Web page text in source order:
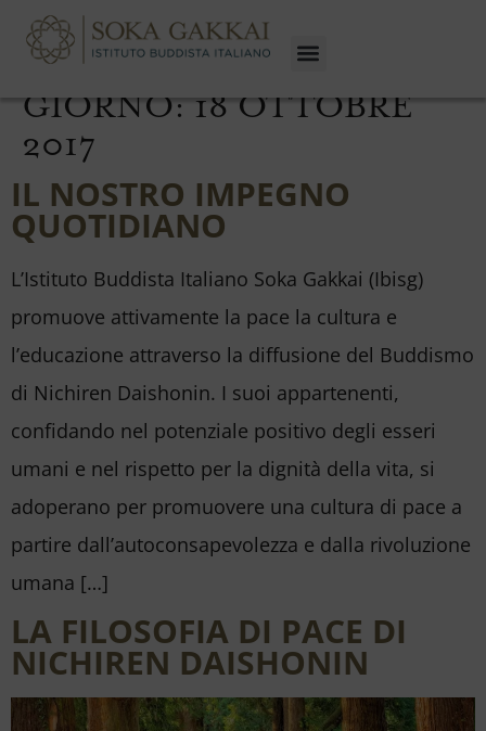
GIORNO: 18 OTTOBRE
2017
IL NOSTRO IMPEGNO
QUOTIDIANO
L’Istituto Buddista Italiano Soka Gakkai (Ibisg)
promuove attivamente la pace la cultura e
l’educazione attraverso la diffusione del Buddismo
di Nichiren Daishonin. I suoi appartenenti,
confidando nel potenziale positivo degli esseri
umani e nel rispetto per la dignità della vita, si
adoperano per promuovere una cultura di pace a
partire dall’autoconsapevolezza e dalla rivoluzione
umana […]
LA FILOSOFIA DI PACE DI
NICHIREN DAISHONIN